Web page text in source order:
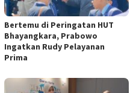
Bertemu di Peringatan HUT
Bhayangkara, Prabowo
Ingatkan Rudy Pelayanan
Prima